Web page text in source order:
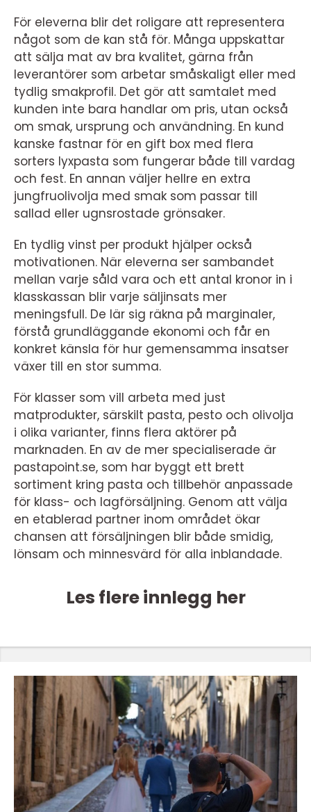
För eleverna blir det roligare att representera
något som de kan stå för. Många uppskattar
att sälja mat av bra kvalitet, gärna från
leverantörer som arbetar småskaligt eller med
tydlig smakprofil. Det gör att samtalet med
kunden inte bara handlar om pris, utan också
om smak, ursprung och användning. En kund
kanske fastnar för en gift box med flera
sorters lyxpasta som fungerar både till vardag
och fest. En annan väljer hellre en extra
jungfruolivolja med smak som passar till
sallad eller ugnsrostade grönsaker.
En tydlig vinst per produkt hjälper också
motivationen. När eleverna ser sambandet
mellan varje såld vara och ett antal kronor in i
klasskassan blir varje säljinsats mer
meningsfull. De lär sig räkna på marginaler,
förstå grundläggande ekonomi och får en
konkret känsla för hur gemensamma insatser
växer till en stor summa.
För klasser som vill arbeta med just
matprodukter, särskilt pasta, pesto och olivolja
i olika varianter, finns flera aktörer på
marknaden. En av de mer specialiserade är
pastapoint.se, som har byggt ett brett
sortiment kring pasta och tillbehör anpassade
för klass- och lagförsäljning. Genom att välja
en etablerad partner inom området ökar
chansen att försäljningen blir både smidig,
lönsam och minnesvärd för alla inblandade.
Les flere innlegg her